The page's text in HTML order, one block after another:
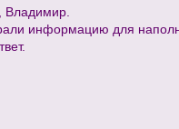
Владимир.
информацию для